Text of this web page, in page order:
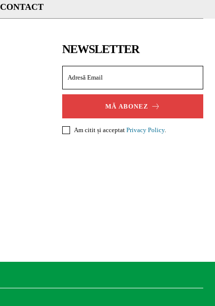
CONTACT
NEWSLETTER
MĂ ABONEZ
Am citit și acceptat Privacy Policy.